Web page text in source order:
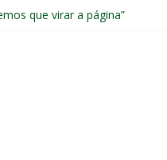
que virar a página”
mais importante”